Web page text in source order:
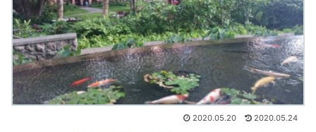
2020.05.20 2020.05.24